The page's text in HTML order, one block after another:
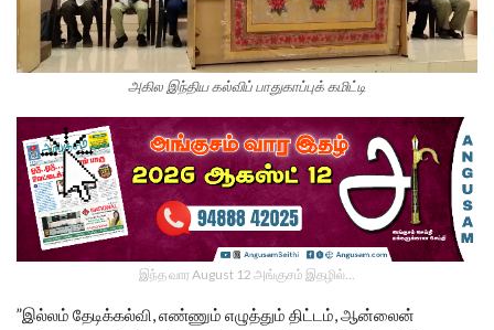
அகில இந்திய கல்விப் பாதுகாப்புக் கமிட்டி
இந்த வார August 12 அங்குசம் இதழில்…
”இல்லம் தேடிக்கல்வி, எண்ணும் எழுத்தும் திட்டம், ஆன்லைன்